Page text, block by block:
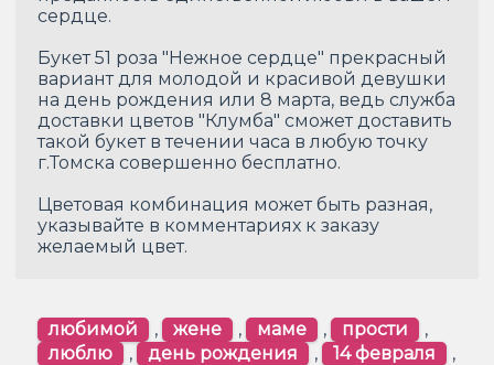
сердце.
Букет 51 роза "Нежное сердце" прекрасный
вариант для молодой и красивой девушки
на день рождения или 8 марта, ведь служба
доставки цветов "Клумба" сможет доставить
такой букет в течении часа в любую точку
г.Томска совершенно бесплатно.
Цветовая комбинация может быть разная,
указывайте в комментариях к заказу
желаемый цвет.
любимой , жене , маме , прости
,
люблю
, день рождения , 14 февраля
,